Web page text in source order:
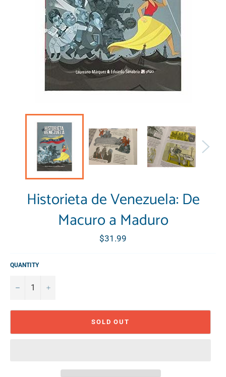
Historieta de Venezuela: De
Macuro a Maduro
Regular
price
$31.99
QUANTITY
− +
SOLD OUT